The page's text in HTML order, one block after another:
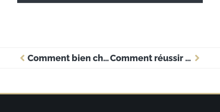
Comment bien choisir une fiduciaire à Lausanne ? Comment réussir une reprise d’entreprise à Bordeaux ?